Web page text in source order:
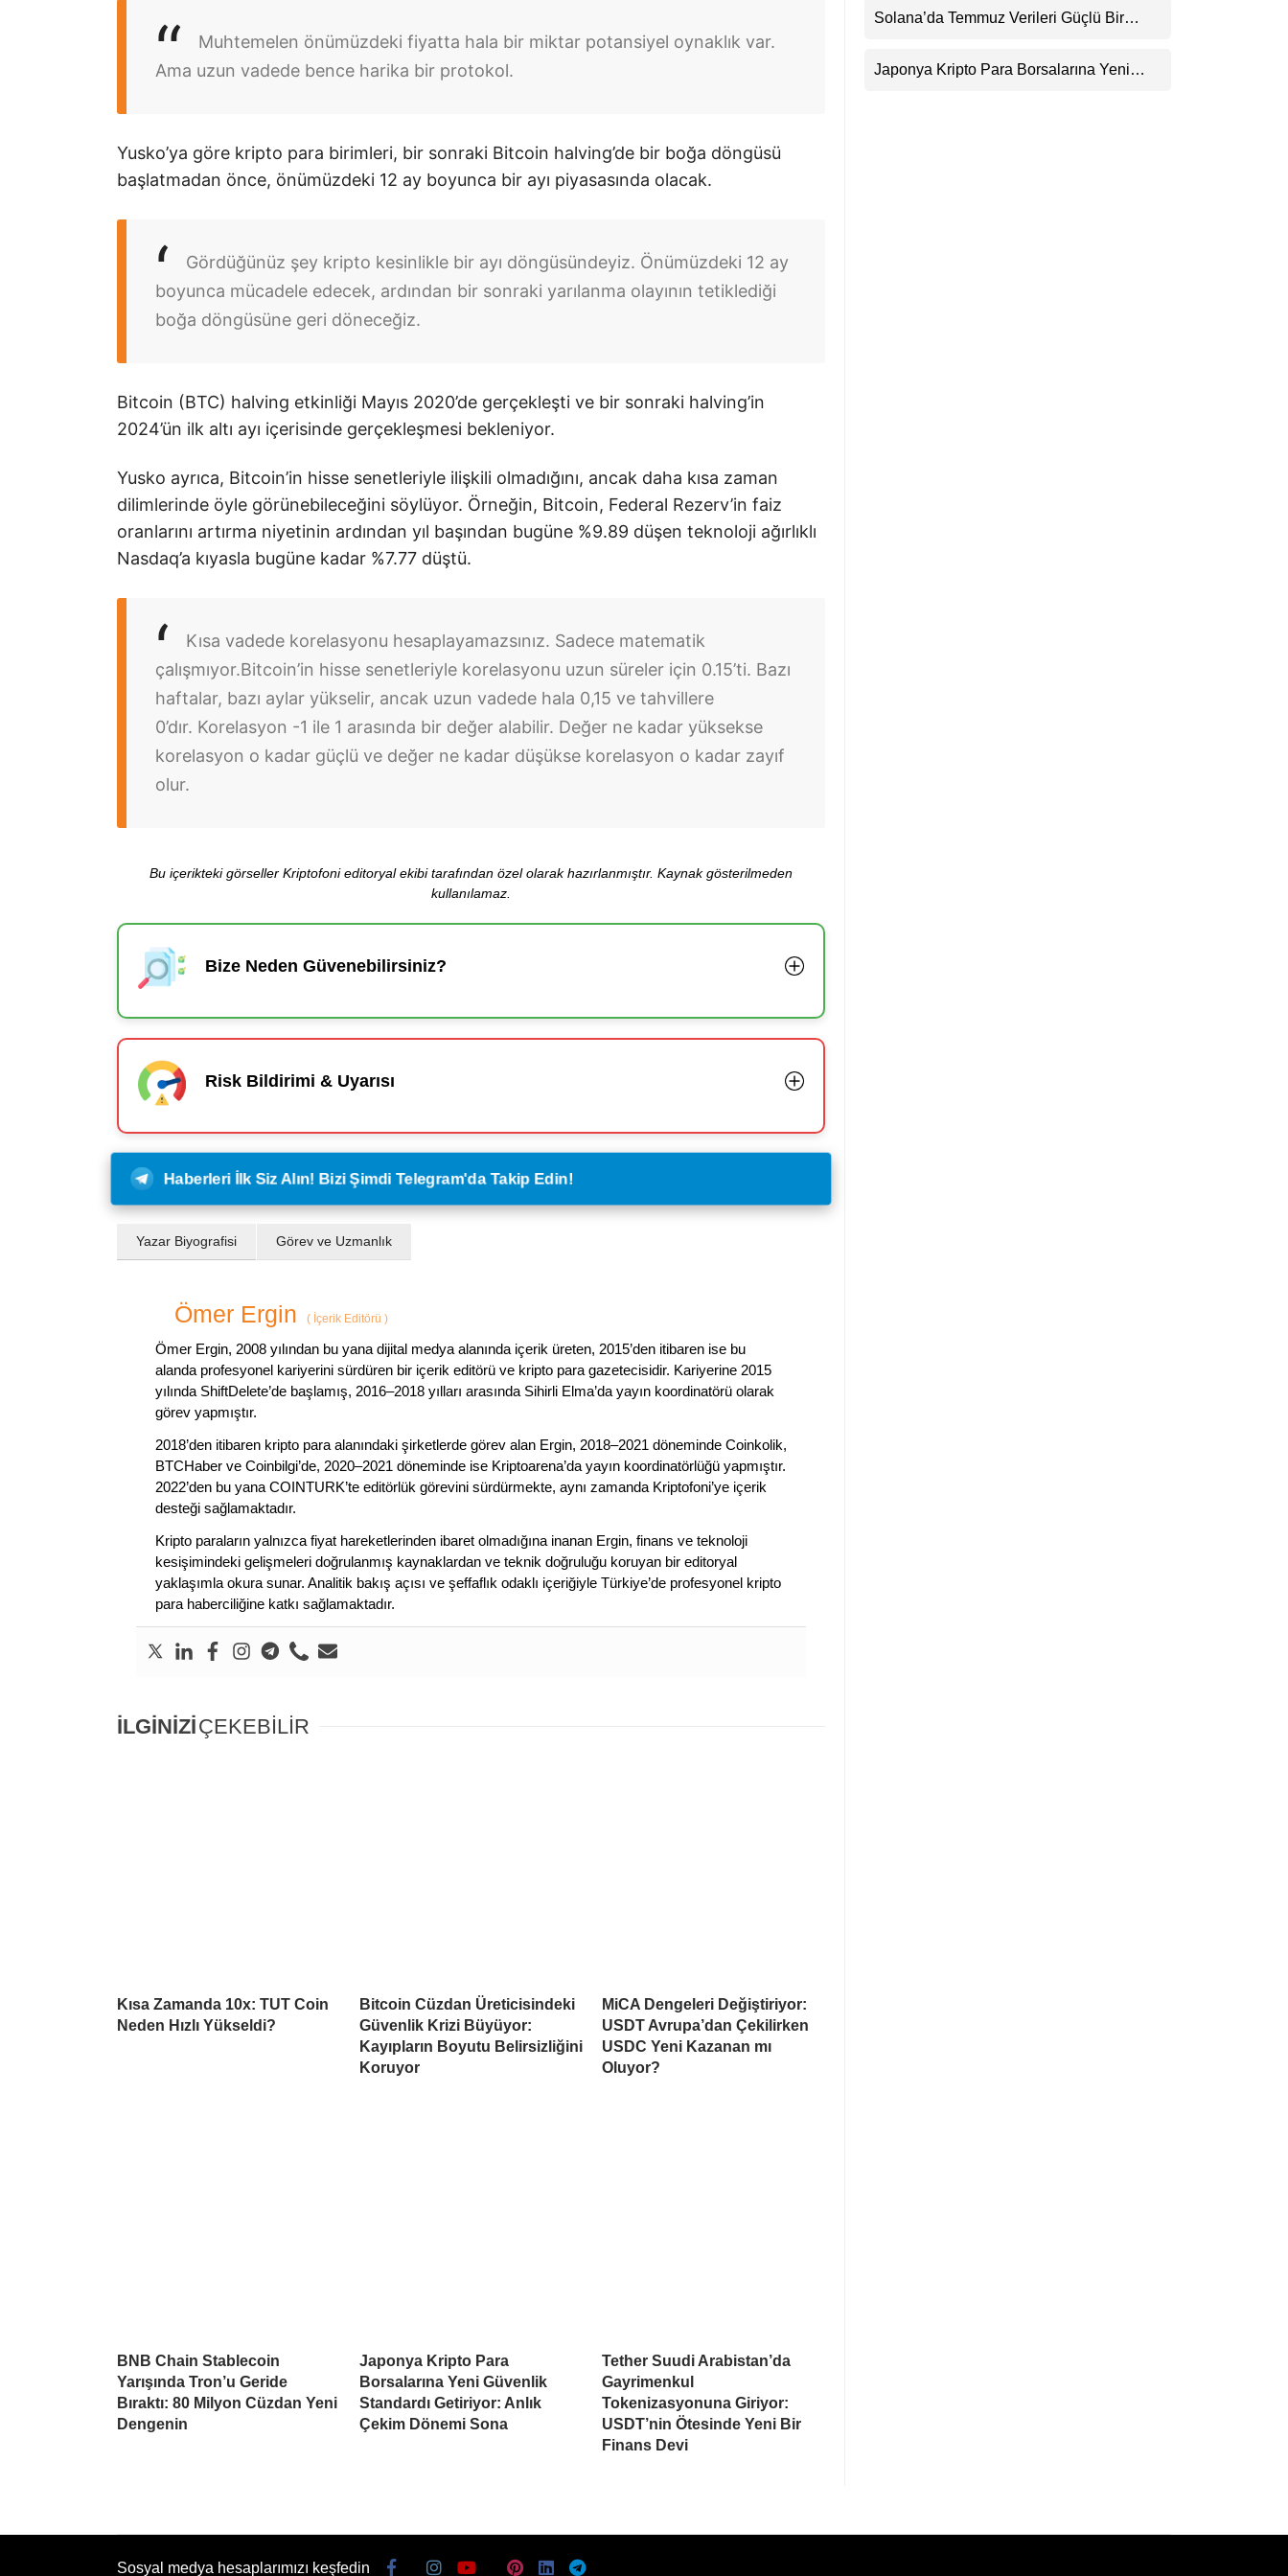
Telegram
Muhtemelen önümüzdeki fiyatta hala bir miktar potansiyel oynaklık var.
Ama uzun vadede bence harika bir protokol.
Yusko’ya göre kripto para birimleri, bir sonraki Bitcoin halving’de bir boğa döngüsü
başlatmadan önce, önümüzdeki 12 ay boyunca bir ayı piyasasında olacak.
Gördüğünüz şey kripto kesinlikle bir ayı döngüsündeyiz. Önümüzdeki 12 ay
boyunca mücadele edecek, ardından bir sonraki yarılanma olayının tetiklediği
boğa döngüsüne geri döneceğiz.
Bitcoin (BTC) halving etkinliği Mayıs 2020’de gerçekleşti ve bir sonraki halving’in
2024’ün ilk altı ayı içerisinde gerçekleşmesi bekleniyor.
Yusko ayrıca, Bitcoin’in hisse senetleriyle ilişkili olmadığını, ancak daha kısa zaman
dilimlerinde öyle görünebileceğini söylüyor. Örneğin, Bitcoin, Federal Rezerv’in faiz
oranlarını artırma niyetinin ardından yıl başından bugüne %9.89 düşen teknoloji ağırlıklı
Nasdaq’a kıyasla bugüne kadar %7.77 düştü.
Kısa vadede korelasyonu hesaplayamazsınız. Sadece matematik
çalışmıyor.Bitcoin’in hisse senetleriyle korelasyonu uzun süreler için 0.15’ti. Bazı
haftalar, bazı aylar yükselir, ancak uzun vadede hala 0,15 ve tahvillere
0’dır. Korelasyon -1 ile 1 arasında bir değer alabilir. Değer ne kadar yüksekse
korelasyon o kadar güçlü ve değer ne kadar düşükse korelasyon o kadar zayıf
olur.
Bu içerikteki görseller Kriptofoni editoryal ekibi tarafından özel olarak hazırlanmıştır. Kaynak gösterilmeden
kullanılamaz.
Bize Neden Güvenebilirsiniz?
Risk Bildirimi & Uyarısı
Haberleri İlk Siz Alın! Bizi Şimdi Telegram'da Takip Edin!
Yazar Biyografisi Görev ve Uzmanlık
Ömer Ergin ( İçerik Editörü )
Ömer Ergin, 2008 yılından bu yana dijital medya alanında içerik üreten, 2015’den itibaren ise bu
alanda profesyonel kariyerini sürdüren bir içerik editörü ve kripto para gazetecisidir. Kariyerine 2015
yılında ShiftDelete’de başlamış, 2016–2018 yılları arasında Sihirli Elma’da yayın koordinatörü olarak
görev yapmıştır.
2018’den itibaren kripto para alanındaki şirketlerde görev alan Ergin, 2018–2021 döneminde Coinkolik,
BTCHaber ve Coinbilgi’de, 2020–2021 döneminde ise Kriptoarena’da yayın koordinatörlüğü yapmıştır.
2022’den bu yana COINTURK’te editörlük görevini sürdürmekte, aynı zamanda Kriptofoni’ye içerik
desteği sağlamaktadır.
Kripto paraların yalnızca fiyat hareketlerinden ibaret olmadığına inanan Ergin, finans ve teknoloji
kesişimindeki gelişmeleri doğrulanmış kaynaklardan ve teknik doğruluğu koruyan bir editoryal
yaklaşımla okura sunar. Analitik bakış açısı ve şeffaflık odaklı içeriğiyle Türkiye’de profesyonel kripto
para haberciliğine katkı sağlamaktadır.
İLGİNİZİÇEKEBİLİR
Kısa Zamanda 10x: TUT Coin
Neden Hızlı Yükseldi?
Bitcoin Cüzdan Üreticisindeki
Güvenlik Krizi Büyüyor:
Kayıpların Boyutu Belirsizliğini
Koruyor
MiCA Dengeleri Değiştiriyor:
USDT Avrupa’dan Çekilirken
USDC Yeni Kazanan mı
Oluyor?
BNB Chain Stablecoin
Yarışında Tron’u Geride
Bıraktı: 80 Milyon Cüzdan Yeni
Dengenin
Japonya Kripto Para
Borsalarına Yeni Güvenlik
Standardı Getiriyor: Anlık
Çekim Dönemi Sona
Tether Suudi Arabistan’da
Gayrimenkul
Tokenizasyonuna Giriyor:
USDT’nin Ötesinde Yeni Bir
Finans Devi
Dolar Senaryosuna mı Hazırlanıyor?
Solana’da Temmuz Verileri Güçlü Bir
Kez Sadece Memecoin’ler Taşımıyor
Japonya Kripto Para Borsalarına Yeni
Sosyal medya hesaplarımızı keşfedin